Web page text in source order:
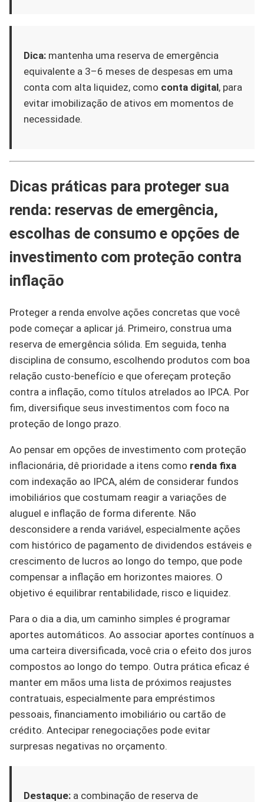
Dica: mantenha uma reserva de emergência
equivalente a 3–6 meses de despesas em uma
conta com alta liquidez, como conta digital, para
evitar imobilização de ativos em momentos de
necessidade.
Dicas práticas para proteger sua
renda: reservas de emergência,
escolhas de consumo e opções de
investimento com proteção contra
inflação
Proteger a renda envolve ações concretas que você
pode começar a aplicar já. Primeiro, construa uma
reserva de emergência sólida. Em seguida, tenha
disciplina de consumo, escolhendo produtos com boa
relação custo-benefício e que ofereçam proteção
contra a inflação, como títulos atrelados ao IPCA. Por
fim, diversifique seus investimentos com foco na
proteção de longo prazo.
Ao pensar em opções de investimento com proteção
inflacionária, dê prioridade a itens como renda fixa
com indexação ao IPCA, além de considerar fundos
imobiliários que costumam reagir a variações de
aluguel e inflação de forma diferente. Não
desconsidere a renda variável, especialmente ações
com histórico de pagamento de dividendos estáveis e
crescimento de lucros ao longo do tempo, que pode
compensar a inflação em horizontes maiores. O
objetivo é equilibrar rentabilidade, risco e liquidez.
Para o dia a dia, um caminho simples é programar
aportes automáticos. Ao associar aportes contínuos a
uma carteira diversificada, você cria o efeito dos juros
compostos ao longo do tempo. Outra prática eficaz é
manter em mãos uma lista de próximos reajustes
contratuais, especialmente para empréstimos
pessoais, financiamento imobiliário ou cartão de
crédito. Antecipar renegociações pode evitar
surpresas negativas no orçamento.
Destaque: a combinação de reserva de